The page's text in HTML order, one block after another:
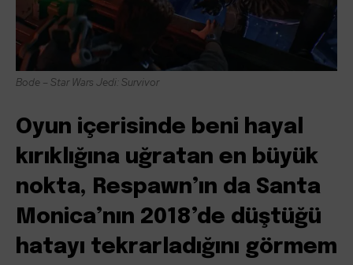
Bode – Star Wars Jedi: Survivor
Oyun içerisinde beni hayal
kırıklığına uğratan en büyük
nokta, Respawn’ın da Santa
Monica’nın 2018’de düştüğü
hatayı tekrarladığını görmem